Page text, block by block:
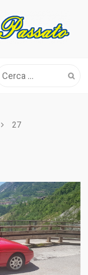
per:
27